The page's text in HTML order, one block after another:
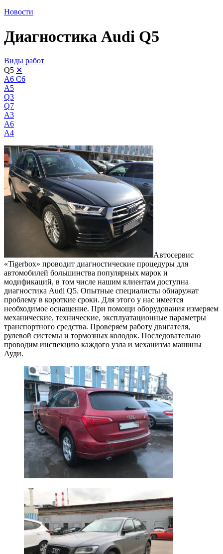
Новости
Диагностика Audi Q5
Виды работ
Q5 ✕
A6 C6
A5
Q3
Q7
A3
A6
A4
Автосервис
«Tigerbox» проводит диагностические процедуры для
автомобилей большинства популярных марок и
модификаций, в том числе нашим клиентам доступна
диагностика Audi Q5. Опытные специалисты обнаружат
проблему в короткие сроки. Для этого у нас имеется
необходимое оснащение. При помощи оборудования измеряем
механические, технические, эксплуатационные параметры
транспортного средства. Проверяем работу двигателя,
рулевой системы и тормозных колодок. Последовательно
проводим инспекцию каждого узла и механизма машины
Ауди.